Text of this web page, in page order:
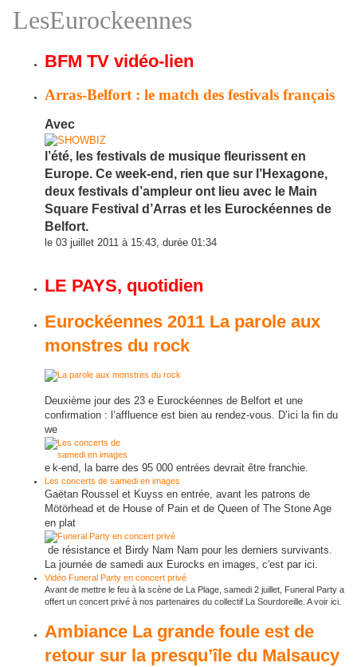
LesEurockeennes
BFM TV vidéo-lien
Arras-Belfort : le match des festivals français
Avec
l’été, les festivals de musique fleurissent en
Europe. Ce week-end, rien que sur l’Hexagone,
deux festivals d’ampleur ont lieu avec le Main
Square Festival d’Arras et les Eurockéennes de
Belfort.
le 03 juillet 2011 à 15:43, durée 01:34
LE PAYS, quotidien
Eurockéennes 2011 La parole aux
monstres du rock
Deuxième jour des 23 e Eurockéennes de Belfort et une
confirmation : l’affluence est bien au rendez-vous. D’ici la fin du
we
e k-end, la barre des 95 000 entrées devrait être franchie.
Les concerts de samedi en images
Gaëtan Roussel et Kuyss en entrée, avant les patrons de
Mötörhead et de House of Pain et de Queen of The Stone Age
en plat
de résistance et Birdy Nam Nam pour les derniers survivants.
La journée de samedi aux Eurocks en images, c'est par ici.
Vidéo Funeral Party en concert privé
Avant de mettre le feu à la scène de La Plage, samedi 2 juillet, Funeral Party a
offert un concert privé à nos partenaires du collectif La Sourdoreille. A voir ici.
Ambiance La grande foule est de
retour sur la presqu’île du Malsaucy